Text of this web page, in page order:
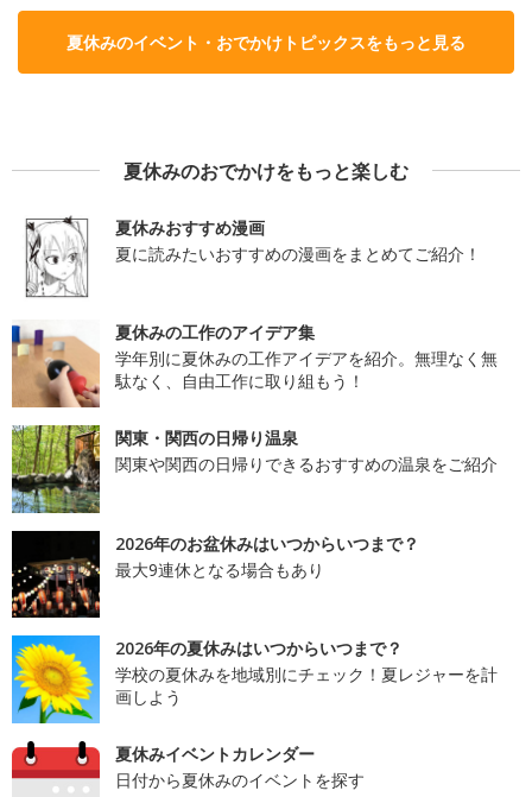
夏休みのイベント・おでかけトピックスをもっと見る
夏休みのおでかけをもっと楽しむ
夏休みおすすめ漫画
夏に読みたいおすすめの漫画をまとめてご紹介！
夏休みの工作のアイデア集
学年別に夏休みの工作アイデアを紹介。無理なく無
駄なく、自由工作に取り組もう！
関東・関西の日帰り温泉
関東や関西の日帰りできるおすすめの温泉をご紹介
2026年のお盆休みはいつからいつまで？
最大9連休となる場合もあり
2026年の夏休みはいつからいつまで？
学校の夏休みを地域別にチェック！夏レジャーを計
画しよう
夏休みイベントカレンダー
日付から夏休みのイベントを探す